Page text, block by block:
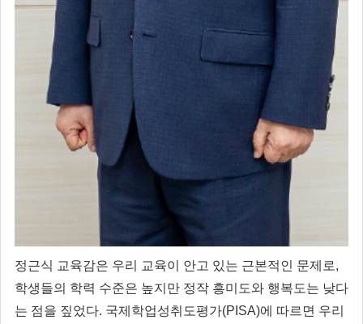
정근식 교육감은 우리 교육이 안고 있는 근본적인 문제로,
학생들의 학력 수준은 높지만 정작 흥미도와 행복도는 낮다
는 점을 짚었다. 국제학업성취도평가(PISA)에 따르면 우리